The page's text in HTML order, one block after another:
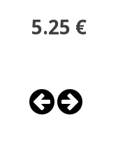
5.25 €